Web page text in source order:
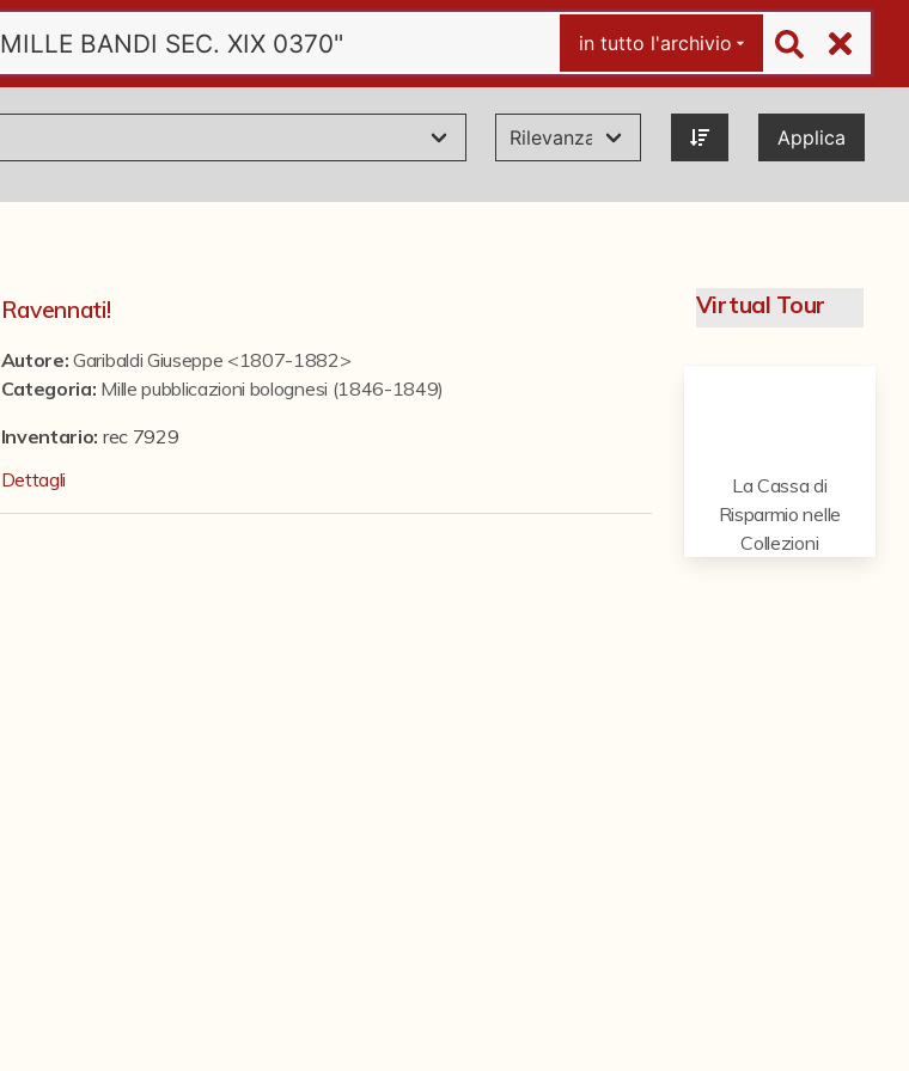
in tutto l'archivio
Applica
Ravennati!
Autore:Garibaldi Giuseppe <1807-1882>
Categoria: Mille pubblicazioni bolognesi (1846-1849)
Inventario: rec 7929
Dettagli
Virtual Tour
La Cassa di
Risparmio nelle
Collezioni